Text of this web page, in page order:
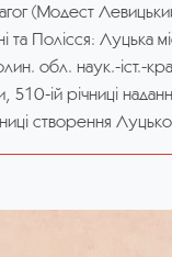
(Модест
Полісся: Луцька
обл. наук.-іст.-
510-ій річниці
створення
2007 р. – Луцьк,